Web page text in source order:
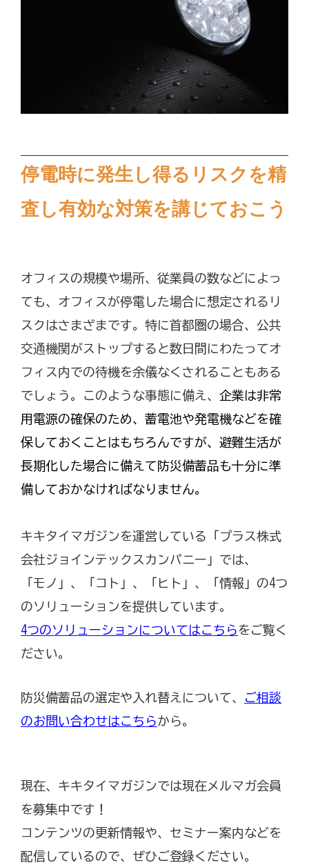
停電時に発生し得るリスクを精
査し有効な対策を講じておこう
オフィスの規模や場所、従業員の数などによっ
ても、オフィスが停電した場合に想定されるリ
スクはさまざまです。特に首都圏の場合、公共
交通機関がストップすると数日間にわたってオ
フィス内での待機を余儀なくされることもある
でしょう。このような事態に備え、 企業は非常
用電源の確保のため、蓄電池や発電機などを確
保しておくことはもちろんですが、避難生活が
長期化した場合に備えて防災備蓄品も十分に準
備しておかなければなりません。
キキタイマガジンを運営している「プラス株式
会社ジョインテックスカンパニー」では、
「モノ」、「コト」、「ヒト」、「情報」の4つ
のソリューションを提供しています。
4つのソリューションについてはこちら をご覧く
ださい。
防災備蓄品の選定や入れ替えについて、
ご相談
のお問い合わせはこちらから。
現在、キキタイマガジンでは現在メルマガ会員
を募集中です！
コンテンツの更新情報や、セミナー案内などを
配信しているので、ぜひご登録ください。